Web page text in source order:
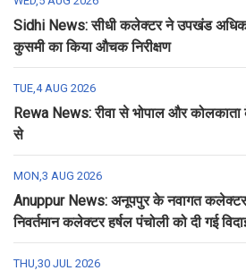
Sidhi News: सीधी कलेक्टर ने उपखंड
कुसमी का किया औचक निरीक्षण
TUE,4 AUG 2026
Rewa News: रीवा से भोपाल और
से
MON,3 AUG 2026
Anuppur News: अनूपपुर के नवागत कलेक्टर
निवर्तमान कलेक्टर हर्षल पंचोली को दी गई
THU,30 JUL 2026